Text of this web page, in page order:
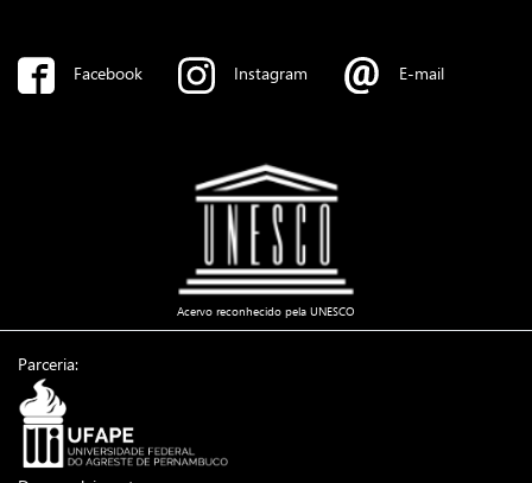
Facebook Instagram E-mail
Acervo reconhecido pela UNESCO
Parceria: